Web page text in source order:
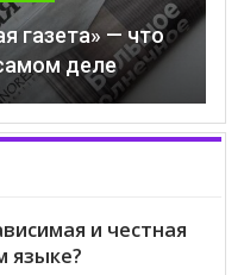
газета» — что
деле
и честная
языке?